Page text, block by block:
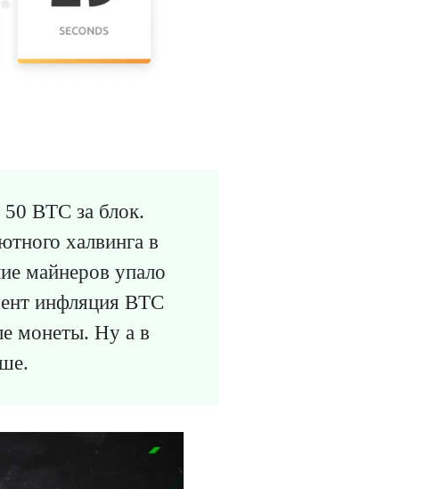
BTC за блок.
халвинга в
майнеров упало
инфляция BTC
монеты. Ну а в